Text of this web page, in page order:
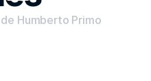
Humberto Primo